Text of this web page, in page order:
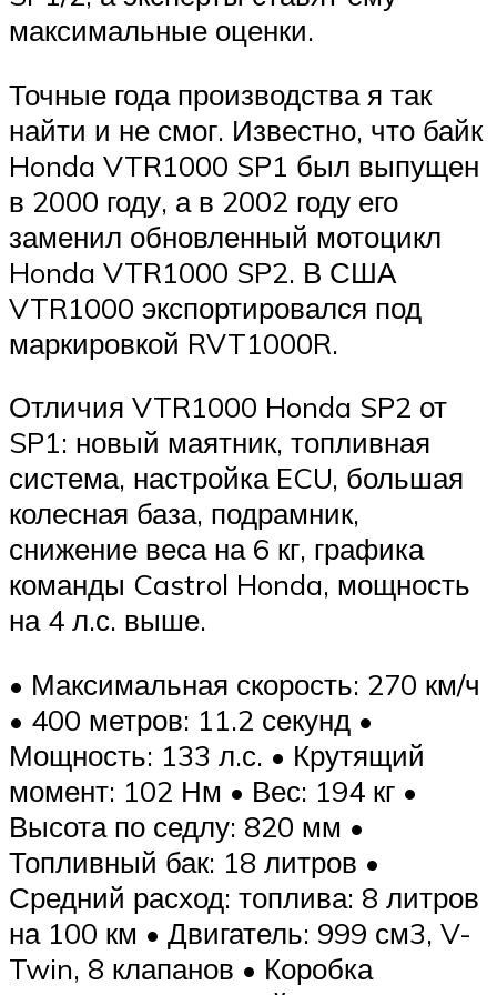
максимальные оценки.
Точные года производства я так
найти и не смог. Известно, что байк
Honda VTR1000 SP1 был выпущен
в 2000 году, а в 2002 году его
заменил обновленный мотоцикл
Honda VTR1000 SP2. В США
VTR1000 экспортировался под
маркировкой RVT1000R.
Отличия VTR1000 Honda SP2 от
SP1: новый маятник, топливная
система, настройка ECU, большая
колесная база, подрамник,
снижение веса на 6 кг, графика
команды Castrol Honda, мощность
на 4 л.с. выше.
• Максимальная скорость: 270 км/ч
• 400 метров: 11.2 секунд •
Мощность: 133 л.с. • Крутящий
момент: 102 Нм • Вес: 194 кг •
Высота по седлу: 820 мм •
Топливный бак: 18 литров •
Средний расход: топлива: 8 литров
на 100 км • Двигатель: 999 см3, V-
Twin, 8 клапанов • Коробка